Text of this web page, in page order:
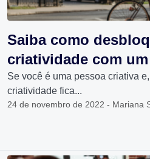
Saiba como
criatividade com
Se você é uma pessoa criativa
criatividade fica...
24 de novembro de 2022 - Mariana